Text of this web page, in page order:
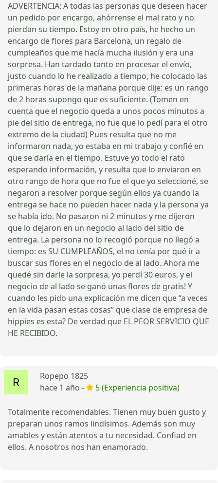
ADVERTENCIA: A todas las personas que deseen hacer
un pedido por encargo, ahórrense el mal rato y no
pierdan su tiempo. Estoy en otro país, he hecho un
encargo de flores para Barcelona, un regalo de
cumpleaños que me hacía mucha ilusión y era una
sorpresa. Han tardado tanto en procesar el envío,
justo cuando lo he realizado a tiempo, he colocado las
primeras horas de la mañana porque dije: es un rango
de 2 horas supongo que es suficiente. (Tomen en
cuenta que el negocio queda a unos pocos minutos a
pie del sitio de entrega, no fue que lo pedí para el otro
extremo de la ciudad) Pues resulta que no me
informaron nada, yo estaba en mi trabajo y confié en
que se daría en el tiempo. Estuve yo todo el rato
esperando información, y resulta que lo enviaron en
otro rango de hora que no fue el que yo seleccioné, se
negaron a resolver porque según ellos ya cuando la
entrega se hace no pueden hacer nada y la persona ya
se había ido. No pasaron ni 2 minutos y me dijeron
que lo dejaron en un negocio al lado del sitio de
entrega. La persona no lo recogió porque no llegó a
tiempo: es SU CUMPLEAÑOS, el no tenía por qué ir a
buscar sus flores en el negocio de al lado. Ahora me
quedé sin darle la sorpresa, yo perdí 30 euros, y el
negocio de al lado se ganó unas flores de gratis! Y
cuando les pido una explicación me dicen que “a veces
en la vida pasan estas cosas” que clase de empresa de
hippies es esta? De verdad que EL PEOR SERVICIO QUE
HE RECIBIDO.
Ropepo 1825
hace 1 año -
5 (Experiencia positiva)
Totalmente recomendables. Tienen muy buen gusto y
preparan unos ramos lindísimos. Además son muy
amables y están atentos a tu necesidad. Confiad en
ellos. A nosotros nos han enamorado.